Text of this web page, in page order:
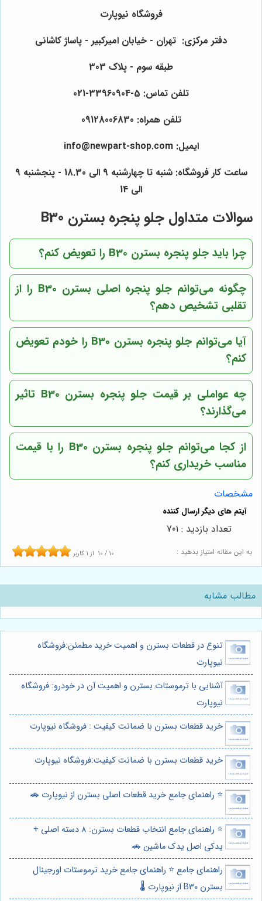
فروشگاه نیوپارت
دفتر مرکزی: تهران - خیابان امیرکبیر - پاساژ کاشانی
طبقه سوم - پلاک 303
تلفن تماس: 5-33960904-021
تلفن همراه: 09128006830
ایمیل: info@newpart-shop.com
ساعت کار فروشگاه: شنبه تا چهارشنبه 9 الی 18.30 - پنجشنبه 9
الی 14
سوالات متداول جلو پنجره بسترن B30
چرا باید جلو پنجره بسترن B30 را تعویض کنم؟
چگونه می‌توانم جلو پنجره اصلی بسترن B30 را از
تقلبی تشخیص دهم؟
آیا می‌توانم جلو پنجره بسترن B30 را خودم تعویض
کنم؟
چه عواملی بر قیمت جلو پنجره بسترن B30 تاثیر
می‌گذارند؟
از کجا می‌توانم جلو پنجره بسترن B30 را با قیمت
مناسب خریداری کنم؟
مشخصات
به این مقاله امتیاز بدهید : 10 / 10 از 1 کاربر
تعداد بازدید : 701
مطالب مشابه
تنوع در قطعات بسترن و اهمیت خرید مطمئن:فروشگاه
نیوپارت
آشنایی با ترموستات بسترن و اهمیت آن در خودرو: فروشگاه
نیوپارت
خرید قطعات بسترن با ضمانت کیفیت : فروشگاه نیوپارت
خرید قطعات بسترن با ضمانت کیفیت:فروشگاه نیوپارت
⭐️ راهنمای جامع خرید قطعات اصلی بسترن از نیوپارت 🚗
⭐️ راهنمای جامع انتخاب قطعات بسترن: 8 دسته اصلی +
یدکی اصل یدک ماشین 🚗
راهنمای جامع ⭐️ راهنمای جامع خرید ترموستات اورجینال
بسترن B30 از نیوپارت 🌡️